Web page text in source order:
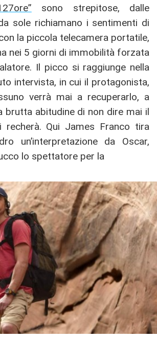
sono strepitose, dalle
sole richiamano i sentimenti di
la piccola telecamera portatile,
nei 5 giorni di immobilità forzata
Il picco si raggiunge nella
intervista, in cui il protagonista,
verrà mai a recuperarlo, a
brutta abitudine di non dire mai il
Qui James Franco tira
un’interpretazione da Oscar,
lo spettatore per la